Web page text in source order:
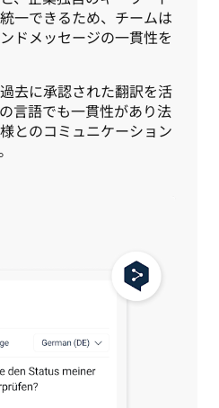
一できるため、チームは
ドメッセージの一貫性を
去に承認された翻訳を活
言語でも一貫性があり法
とのコミュニケーション